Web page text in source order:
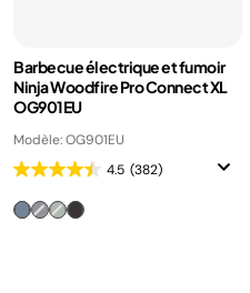
Barbecue électrique et fumoir
Ninja Woodfire Pro Connect XL
OG901EU
Modèle: OG901EU
4.5 (382)